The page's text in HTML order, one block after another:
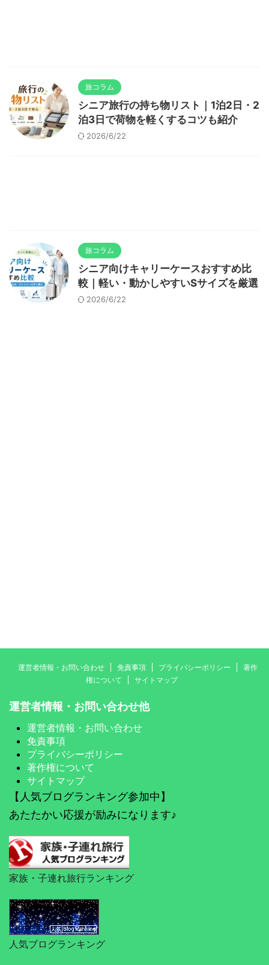
旅コラム
シニア旅行の持ち物リスト｜1泊2日・2
泊3日で荷物を軽くするコツも紹介
2026/6/22
旅コラム
シニア向けキャリーケースおすすめ比
較｜軽い・動かしやすいSサイズを厳選
2026/6/22
運営者情報・お問い合わせ 免責事項 プライバシーポリシー
著作
権について
サイトマップ
運営者情報・お問い合わせ他
運営者情報・お問い合わせ
免責事項
プライバシーポリシー
著作権について
サイトマップ
【人気ブログランキング参加中】
あたたかい応援が励みになります♪
家族・子連れ旅行ランキング
人気ブログランキング